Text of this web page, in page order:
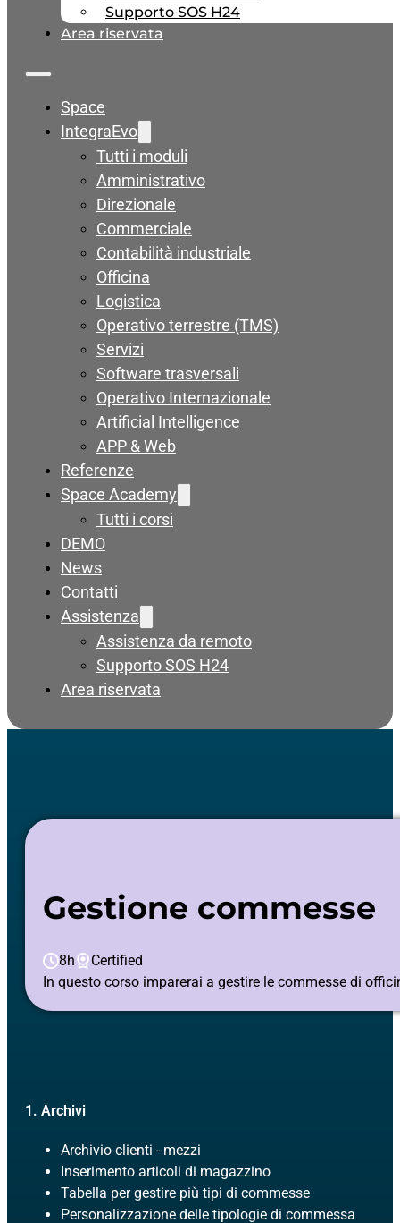
Supporto SOS H24
Area riservata
Space
IntegraEvo
Tutti i moduli
Amministrativo
Direzionale
Commerciale
Contabilità industriale
Officina
Logistica
Operativo terrestre (TMS)
Servizi
Software trasversali
Operativo Internazionale
Artificial Intelligence
APP & Web
Referenze
Space Academy
Tutti i corsi
DEMO
News
Contatti
Assistenza
Assistenza da remoto
Supporto SOS H24
Area riservata
Gestione commesse
8h
Certified
In questo corso imparerai a gestire le commesse di
1. Archivi
Archivio clienti - mezzi
Inserimento articoli di magazzino
Tabella per gestire più tipi di commesse
Personalizzazione delle tipologie di commessa